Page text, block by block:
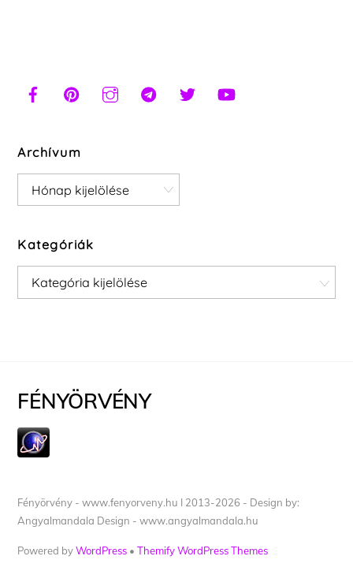
Archívum
Archívum
Kategóriák
Kategóriák
FÉNYÖRVÉNY
Fényörvény - www.fenyorveny.hu I 2013-2026 - Design by:
Angyalmandala Design - www.angyalmandala.hu
Powered byWordPress •Themify WordPress Themes